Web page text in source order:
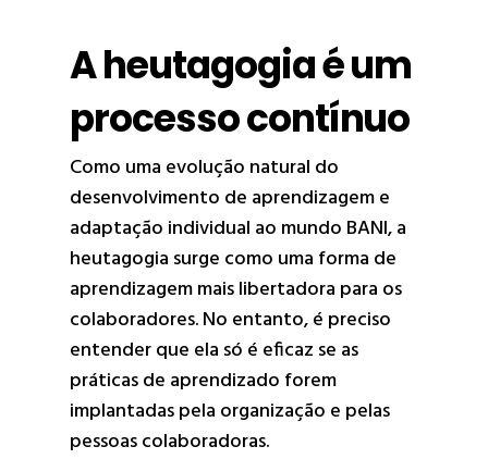
A heutagogia é um
processo contínuo
Como uma evolução natural do
desenvolvimento de aprendizagem e
adaptação individual ao mundo BANI, a
heutagogia surge como uma forma de
aprendizagem mais libertadora para os
colaboradores. No entanto, é preciso
entender que ela só é eficaz se as
práticas de aprendizado forem
implantadas pela organização e pelas
pessoas colaboradoras.